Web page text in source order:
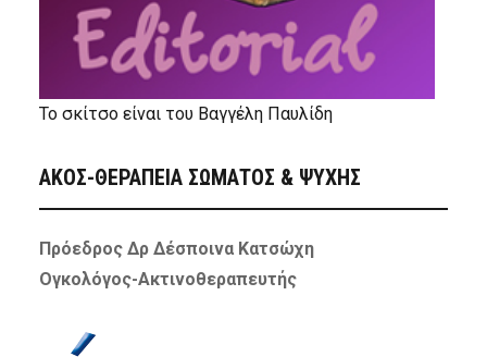
Το σκίτσο είναι του Βαγγέλη Παυλίδη
ΑΚΟΣ-ΘΕΡΑΠΕΙΑ ΣΩΜΑΤΟΣ & ΨΥΧΗΣ
Πρόεδρος Δρ Δέσποινα Κατσώχη
Ογκολόγος-Ακτινοθεραπευτής